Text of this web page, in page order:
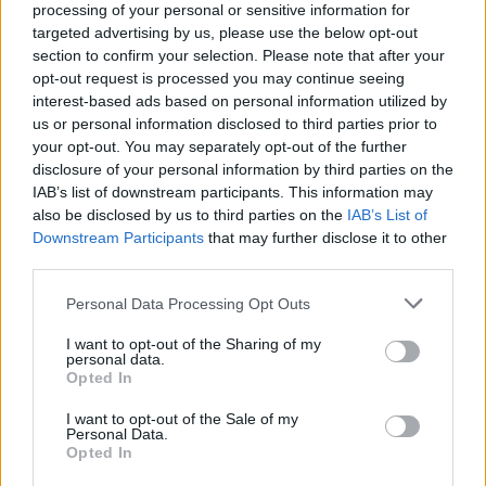
processing of your personal or sensitive information for
targeted advertising by us, please use the below opt-out
section to confirm your selection. Please note that after your
opt-out request is processed you may continue seeing
interest-based ads based on personal information utilized by
us or personal information disclosed to third parties prior to
your opt-out. You may separately opt-out of the further
disclosure of your personal information by third parties on the
IAB’s list of downstream participants. This information may
also be disclosed by us to third parties on the IAB’s List of
Downstream Participants that may further disclose it to other
Please note that this website/app uses one or more Google
not limited to your visit or usage behaviour. You may click to
grant or deny consent to Google and its third-party tags to
use your data for below specified purposes in below Google
consent section.
Personal Data Processing Opt Outs
I want to opt-out of the Sharing of my
personal data.
Opted In
I want to opt-out of the Sale of my
Personal Data.
Opted In
έργων, της συνέπειας, των αξιών», είπε στις
πρώτες του κουβέντες στον επικήδειο λόγο ο
Νικήτας Κακλαμάνης.
«Μοιραστήκαμε κοινούς αγώνες και μάχες σε
εύκολες και δύσκολες στιγμές. Μοιραστήκαμε και
την κοινή πίστη σε μια πολιτική παράδοση που
διαμόρφωσε τη μεταπολιτευτική Ελλάδα. Ο
Γιώργος ήταν σταθερός, ψύχραιμος, με άποψη,
με θάρρος να διαφωνεί και με γενναιοδωρία να
«Ξεκίνησε από χαμηλά και όσο ψηλά κι αν
έφτασε, δεν απομακρύνθηκε από την αίσθηση
του μέτρου και της ταπεινότητας που τον